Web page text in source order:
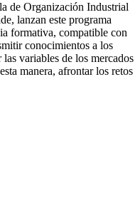
de Organización Industrial
lanzan este programa
formativa, compatible con
conocimientos a los
variables de los mercados
manera, afrontar los retos